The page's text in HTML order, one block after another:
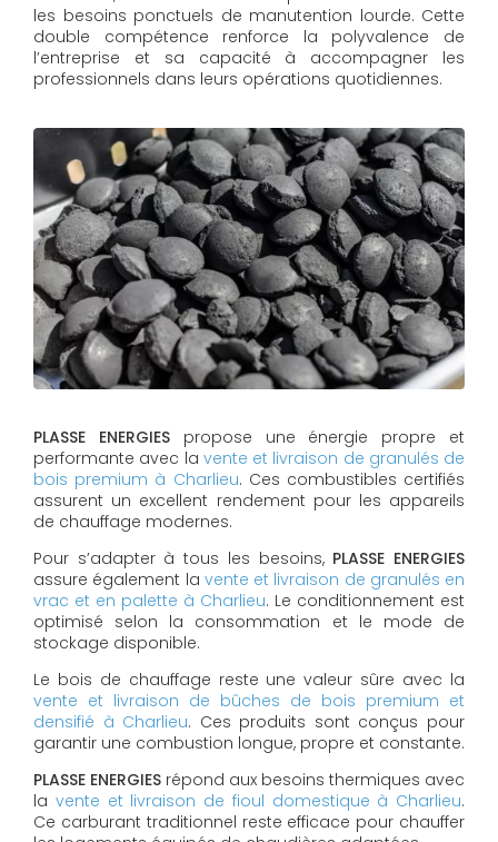
les besoins ponctuels de manutention lourde. Cette
double compétence renforce la polyvalence de
l’entreprise et sa capacité à accompagner les
professionnels dans leurs opérations quotidiennes.
PLASSE ENERGIESpropose une énergie propre et
performante avec la vente et livraison de granulés de
bois premium à Charlieu. Ces combustibles certifiés
assurent un excellent rendement pour les appareils
de chauffage modernes.
Pour s’adapter à tous les besoins, PLASSE ENERGIES
assure également la vente et livraison de granulés en
vrac et en palette à Charlieu. Le conditionnement est
optimisé selon la consommation et le mode de
stockage disponible.
Le bois de chauffage reste une valeur sûre avec la
vente et livraison de bûches de bois premium et
densifié à Charlieu. Ces produits sont conçus pour
garantir une combustion longue, propre et constante.
PLASSE ENERGIES répond aux besoins thermiques avec
la vente et livraison de fioul domestique à Charlieu.
Ce carburant traditionnel reste efficace pour chauffer